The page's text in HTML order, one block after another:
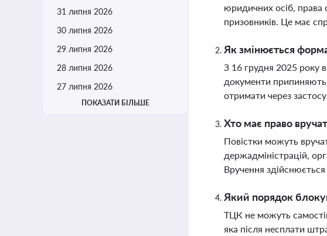
31 липня 2026
30 липня 2026
29 липня 2026
28 липня 2026
27 липня 2026
ПОКАЗАТИ БІЛЬШЕ
юридичних осіб, права
призовників. Це має
Як змінюється
З 16 грудня 2025 року
документи припиняють
отримати через
Хто має право
Повістки можуть
держадміністрацій,
Вручення
Який порядок
ТЦК не можуть
яка після несплати